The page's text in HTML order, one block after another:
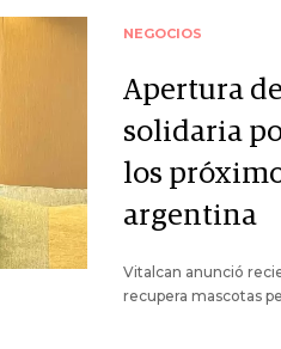
NEGOCIOS
Apertura
solidaria
los
argentina
Vitalcan anunció
recupera mascotas